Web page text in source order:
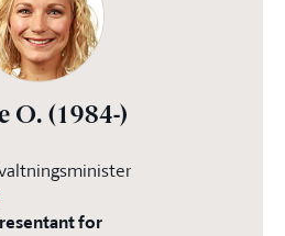
O. (1984-)
for